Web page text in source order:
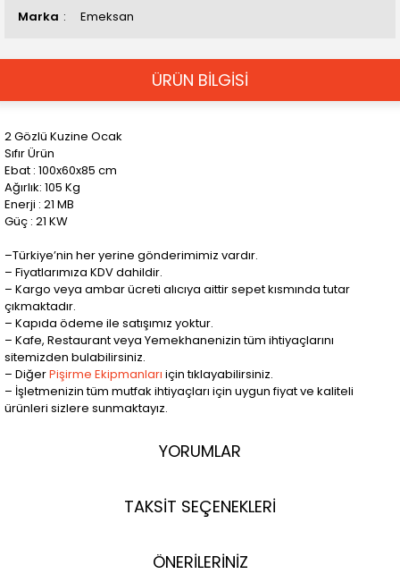
Marka Emeksan
ÜRÜN BİLGİSİ
2 Gözlü Kuzine Ocak
Sıfır Ürün
Ebat : 100x60x85 cm
Ağırlık: 105 Kg
Enerji : 21 MB
Güç : 21 KW
–Türkiye’nin her yerine gönderimimiz vardır.
– Fiyatlarımıza KDV dahildir.
– Kargo veya ambar ücreti alıcıya aittir sepet kısmında tutar
çıkmaktadır.
– Kapıda ödeme ile satışımız yoktur.
– Kafe, Restaurant veya Yemekhanenizin tüm ihtiyaçlarını
sitemizden bulabilirsiniz.
– DiğerPişirme Ekipmanları için tıklayabilirsiniz.
– İşletmenizin tüm mutfak ihtiyaçları için uygun fiyat ve kaliteli
ürünleri sizlere sunmaktayız.
YORUMLAR
TAKSİT SEÇENEKLERİ
ÖNERİLERİNİZ